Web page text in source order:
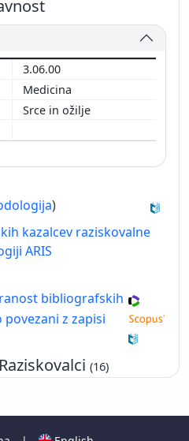
3.06.00
Medicina
Srce in ožilje
)
kazalcev raziskovalne
ARIS
bibliografskih
povezani z zapisi
(16)